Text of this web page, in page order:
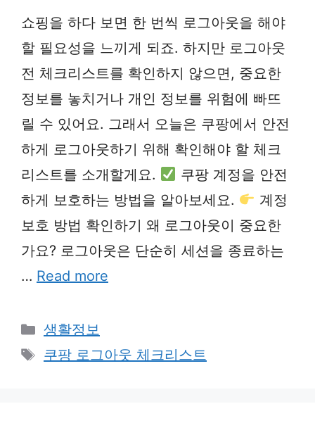
쇼핑을 하다 보면 한 번씩 로그아웃을 해야
할 필요성을 느끼게 되죠. 하지만 로그아웃
전 체크리스트를 확인하지 않으면, 중요한
정보를 놓치거나 개인 정보를 위험에 빠뜨
릴 수 있어요. 그래서 오늘은 쿠팡에서 안전
하게 로그아웃하기 위해 확인해야 할 체크
리스트를 소개할게요.
쿠팡 계정을 안전
하게 보호하는 방법을 알아보세요.
계정
보호 방법 확인하기 왜 로그아웃이 중요한
가요? 로그아웃은 단순히 세션을 종료하는
… Read more
Categories
생활정보
Tags
쿠팡 로그아웃 체크리스트